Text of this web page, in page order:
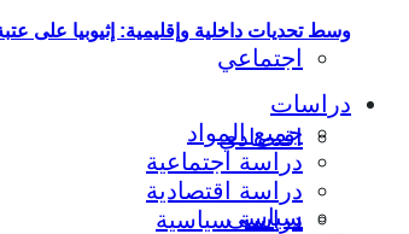
اجتماعي
اقتصادي
سياسي
وسط تحديات داخلية وإقليمية: إثيوبيا على
دراسات
جميع المواد
دراسة اجتماعية
دراسة اقتصادية
دراسة سياسية